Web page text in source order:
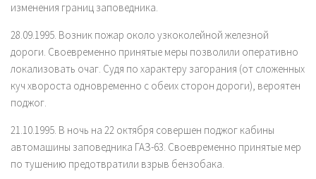
изменения границ заповедника.
28.09.1995. Возник пожар около узкоколейной железной
дороги. Своевременно принятые меры позволили оперативно
локализовать очаг. Судя по характеру загорания (от сложенных
куч хвороста одновременно с обеих сторон дороги), вероятен
поджог.
21.10.1995. В ночь на 22 октября совершен поджог кабины
автомашины заповедника ГАЗ-63. Своевременно принятые мер
по тушению предотвратили взрыв бензобака.